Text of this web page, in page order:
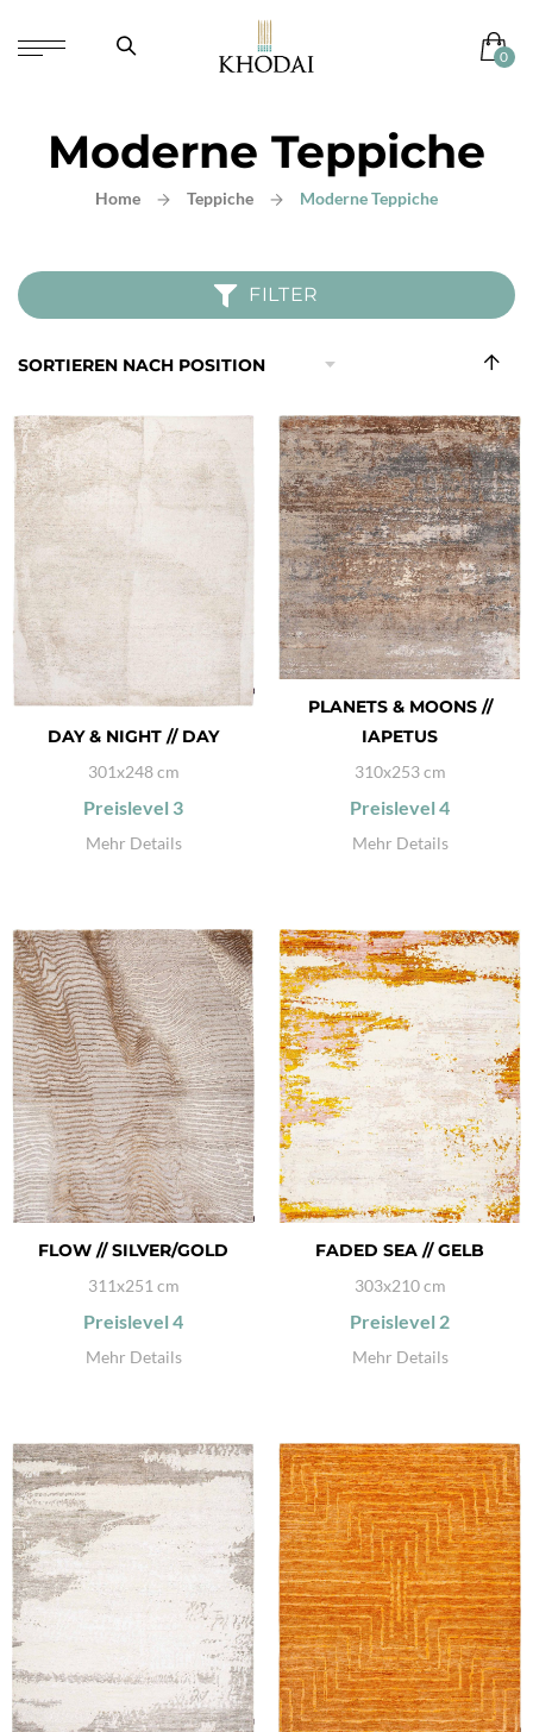
Moderne Teppiche
Home Teppiche Moderne Teppiche
FILTER
In
DAY & NIGHT // DAY
301x248 cm
Preislevel 3
Mehr Details
PLANETS & MOONS //
IAPETUS
310x253 cm
Preislevel 4
Mehr Details
FLOW // SILVER/GOLD
311x251 cm
Preislevel 4
Mehr Details
FADED SEA // GELB
303x210 cm
Preislevel 2
Mehr Details